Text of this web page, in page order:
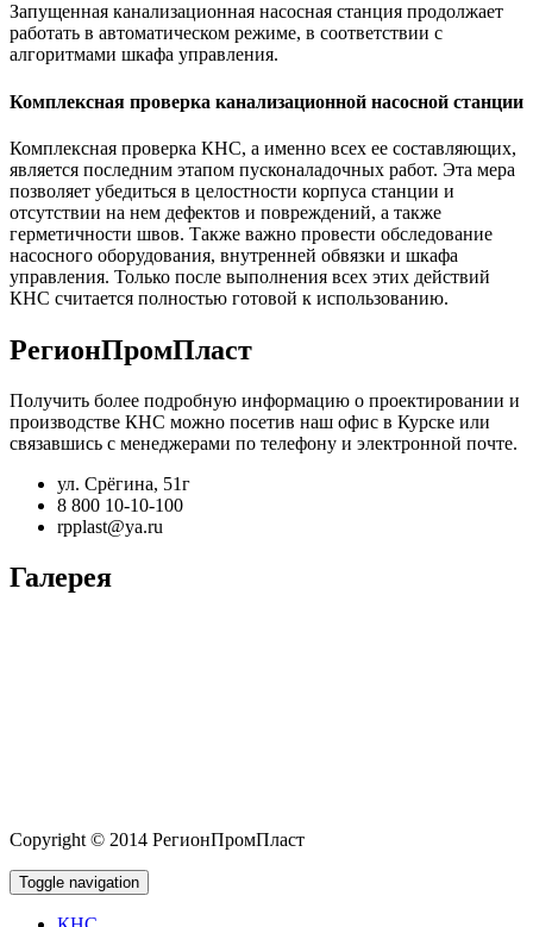
Запущенная канализационная насосная станция продолжает
работать в автоматическом режиме, в соответствии с
алгоритмами шкафа управления.
Комплексная проверка канализационной насосной станции
Комплексная проверка КНС, а именно всех ее составляющих,
является последним этапом пусконаладочных работ. Эта мера
позволяет убедиться в целостности корпуса станции и
отсутствии на нем дефектов и повреждений, а также
герметичности швов. Также важно провести обследование
насосного оборудования, внутренней обвязки и шкафа
управления. Только после выполнения всех этих действий
КНС считается полностью готовой к использованию.
РегионПромПласт
Получить более подробную информацию о проектировании и
производстве КНС можно посетив наш офис в Курске или
связавшись с менеджерами по телефону и электронной почте.
ул. Срёгина, 51г
8 800 10-10-100
rpplast@ya.ru
Галерея
Copyright © 2014 РегионПромПласт
Toggle navigation